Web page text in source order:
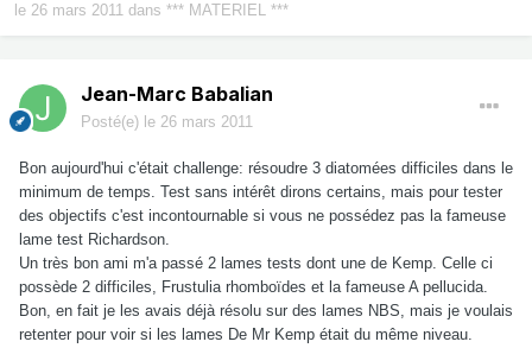
le 26 mars 2011 dans *** MATERIEL ***
Jean-Marc Babalian
Posté(e) le 26 mars 2011
Bon aujourd'hui c'était challenge: résoudre 3 diatomées difficiles dans le
minimum de temps. Test sans intérêt dirons certains, mais pour tester
des objectifs c'est incontournable si vous ne possédez pas la fameuse
lame test Richardson.
Un très bon ami m'a passé 2 lames tests dont une de Kemp. Celle ci
possède 2 difficiles, Frustulia rhomboïdes et la fameuse A pellucida.
Bon, en fait je les avais déjà résolu sur des lames NBS, mais je voulais
retenter pour voir si les lames De Mr Kemp était du même niveau.